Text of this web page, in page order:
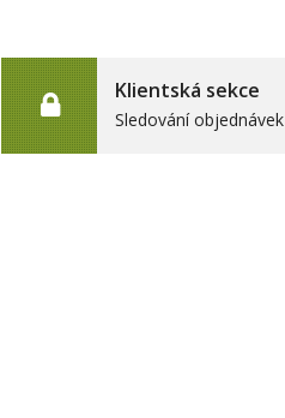
Klientská sekce
Sledování objednávek